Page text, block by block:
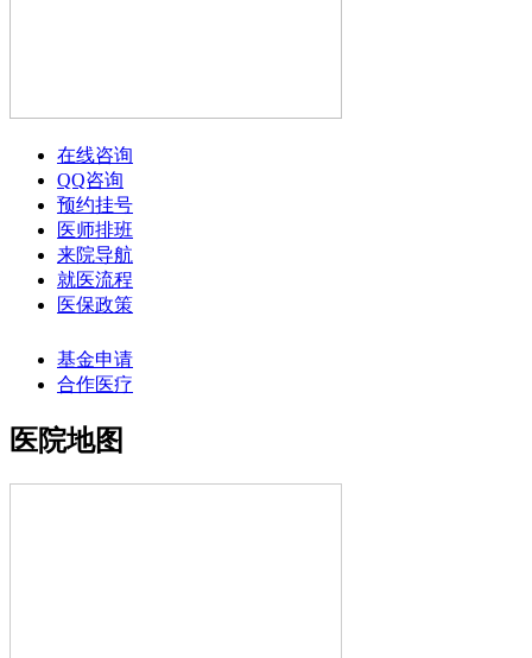
在线咨询
QQ咨询
预约挂号
医师排班
来院导航
就医流程
医保政策
基金申请
合作医疗
医院地图